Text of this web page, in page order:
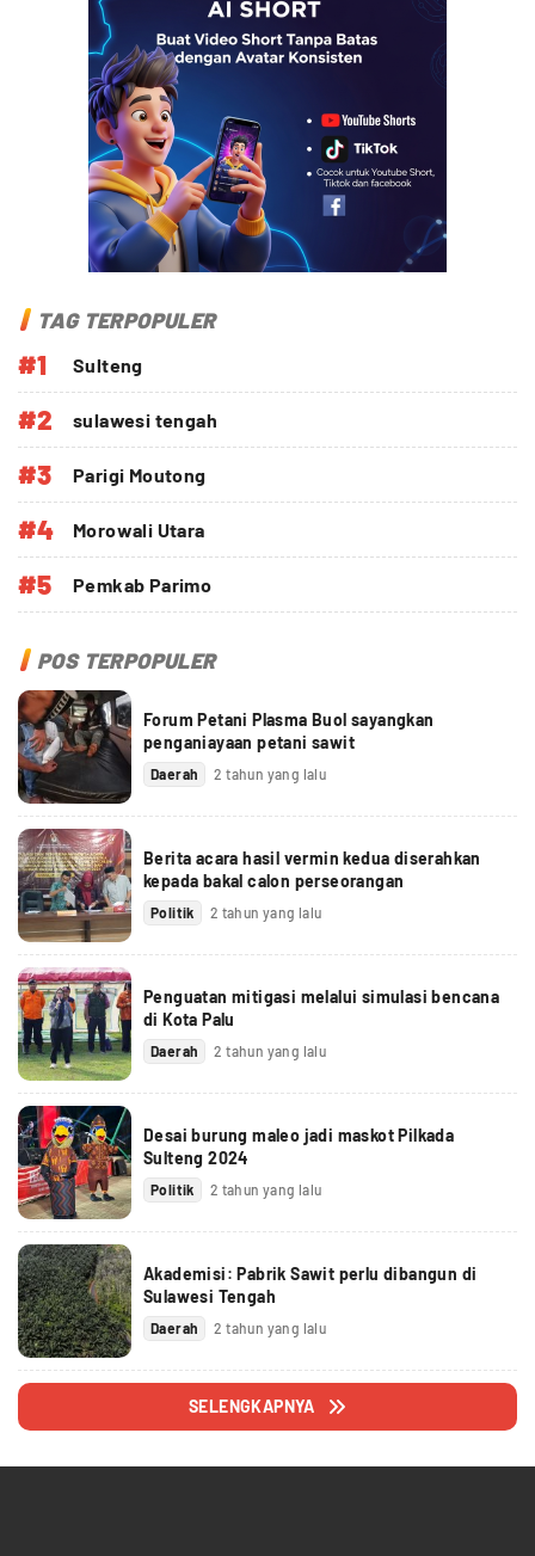
TAG TERPOPULER
#1 Sulteng
#2 sulawesi tengah
#3 Parigi Moutong
#4 Morowali Utara
#5 Pemkab Parimo
POS TERPOPULER
Forum Petani Plasma Buol sayangkan
penganiayaan petani sawit
Daerah 2 tahun yang lalu
Berita acara hasil vermin kedua diserahkan
kepada bakal calon perseorangan
Politik 2 tahun yang lalu
Penguatan mitigasi melalui simulasi bencana
di Kota Palu
Daerah 2 tahun yang lalu
Desai burung maleo jadi maskot Pilkada
Sulteng 2024
Politik 2 tahun yang lalu
Akademisi: Pabrik Sawit perlu dibangun di
Sulawesi Tengah
Daerah 2 tahun yang lalu
SELENGKAPNYA